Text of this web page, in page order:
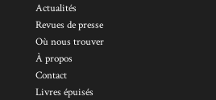
Actualités
Revues de presse
Où nous trouver
À propos
Contact
Livres épuisés